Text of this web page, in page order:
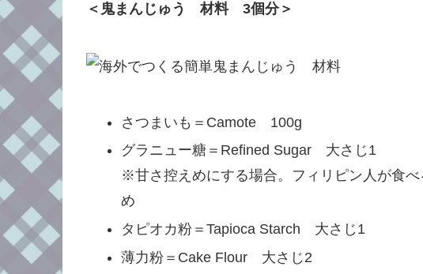
＜鬼まんじゅう 材料 3個分＞
さつまいも＝Camote 100g
グラニュー糖＝Refined Sugar 大さじ1
※甘さ控えめにする場合。フィリピン人が食
め
タピオカ粉＝Tapioca Starch 大さじ1
薄力粉＝Cake Flour 大さじ2